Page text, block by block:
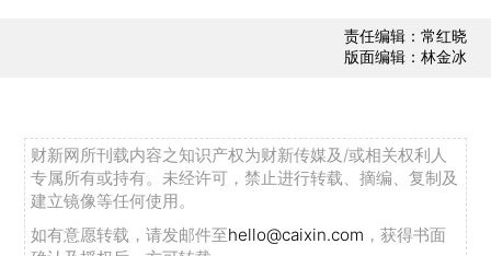
责任编辑：常红晓
版面编辑：林金冰
财新网所刊载内容之知识产权为财新传媒及/或相关权利人
专属所有或持有。未经许可，禁止进行转载、摘编、复制及
建立镜像等任何使用。
如有意愿转载，请发邮件至hello@caixin.com ，获得书面